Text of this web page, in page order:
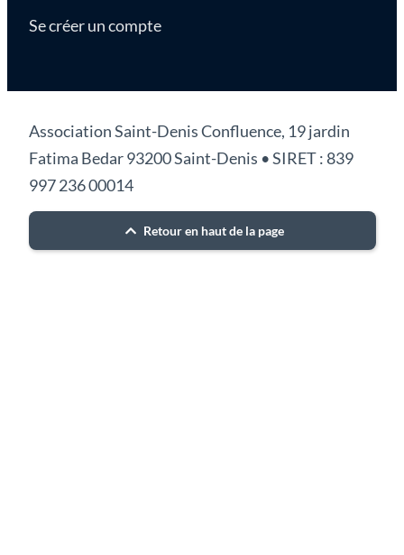
Se créer un compte
Association Saint-Denis Confluence, 19 jardin
Fatima Bedar 93200 Saint-Denis • SIRET : 839
997 236 00014
Retour en haut de la page